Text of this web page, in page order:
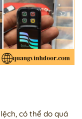
có thể do quá